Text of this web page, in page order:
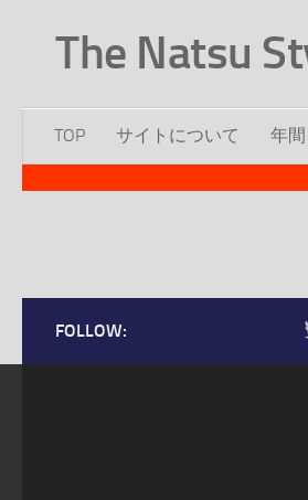
The Natsu
TOP サイトについて 年
FOLLOW: